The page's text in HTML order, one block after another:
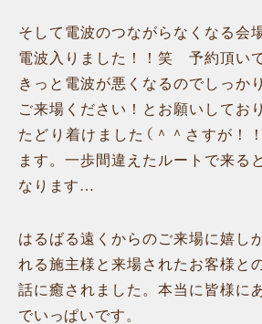
そして電波のつながらなくなる会
電波入りました！！笑 予約頂い
きっと電波が悪くなるのでしっか
ご来場ください！とお願いしてお
たどり着けました（＾＾さすが！
ます。一歩間違えたルートで来る
なります…
はるばる遠くからのご来場に嬉し
れる施主様と来場されたお客様と
話に癒されました。本当に皆様に
でいっぱいです。